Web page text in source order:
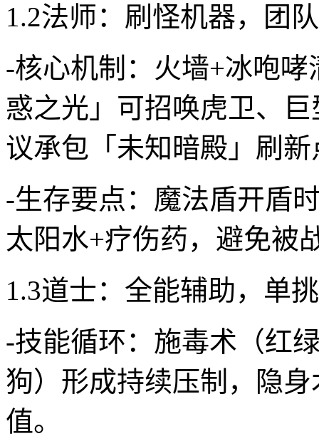
1.2法师：刷怪机器，团
-核心机制：火墙+冰咆
惑之光」可招唤虎卫、
议承包「未知暗殿」刷新
-生存要点：魔法盾开盾
太阳水+疗伤药，避免被
1.3道士：全能辅助，单
-技能循环：施毒术（红
狗）形成持续压制，隐
值。